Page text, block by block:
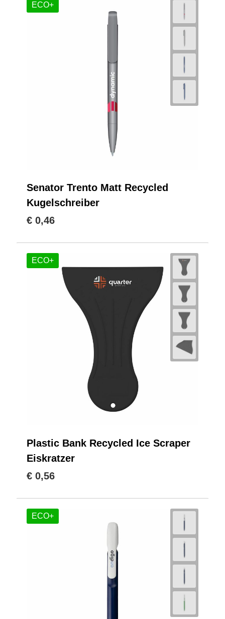
ECO+
Senator Trento Matt Recycled
Kugelschreiber
€ 0,46
ECO+
Plastic Bank Recycled Ice Scraper
Eiskratzer
€ 0,56
ECO+